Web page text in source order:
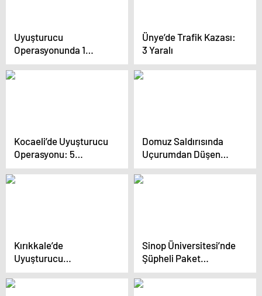
Uyuşturucu
Operasyonunda 1
Tutuklama
Ünye’de Trafik Kazası:
3 Yaralı
Kocaeli’de Uyuşturucu
Operasyonu: 5
Tutuklama
Domuz Saldırısında
Uçurumdan Düşen
Vatandaş Kurtarıldı
Kırıkkale’de
Uyuşturucu
Operasyonu: 3
Tutuklama
Sinop Üniversitesi’nde
Şüpheli Paket
Patlatıldı